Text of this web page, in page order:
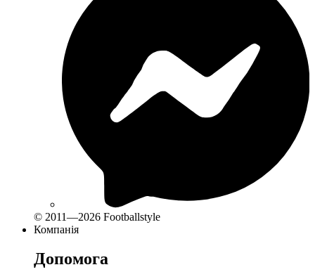
© 2011—2026 Footballstyle
Компанія
Допомога